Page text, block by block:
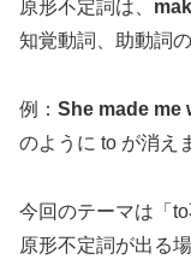
原形不定詞は、
知覚動詞、助動詞
例： She made me
のように to が消え
今回のテーマは「
原形不定詞が出る